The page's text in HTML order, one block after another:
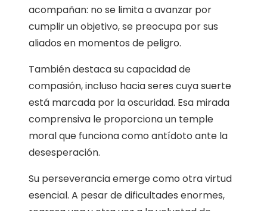
acompañan: no se limita a avanzar por
cumplir un objetivo, se preocupa por sus
aliados en momentos de peligro.
También destaca su capacidad de
compasión, incluso hacia seres cuya suerte
está marcada por la oscuridad. Esa mirada
comprensiva le proporciona un temple
moral que funciona como antídoto ante la
desesperación.
Su perseverancia emerge como otra virtud
esencial. A pesar de dificultades enormes,